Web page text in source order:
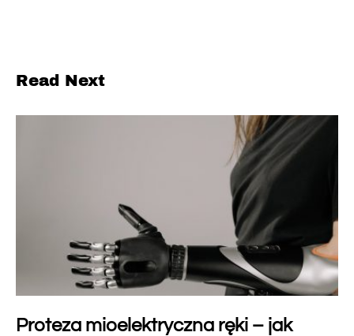
Read Next
Proteza mioelektryczna ręki – jak